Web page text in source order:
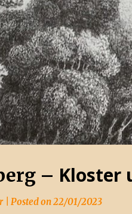
– Kloster
Posted on22/01/2023